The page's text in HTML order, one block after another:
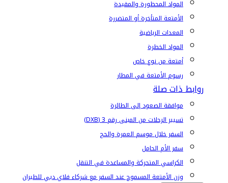
المواد المحظورة والمقيدة
الأمتعة المتأخرة أو المتضررة
المعدات الرياضية
المواد الخطرة
أمتعة من نوع خاص
رسوم الأمتعة في المطار
روابط ذات صلة
موافقة الصعود إلى الطائرة
تسيير الرحلات من المبنى رقم 3 (DXB)
السفر خلال موسم العمرة والحج
سفر الأم الحامل
الكراسي المتحركة والمساعدة في التنقل
وزن الأمتعة المسموح عند السفر مع شركاء فلاي دبي للطيران